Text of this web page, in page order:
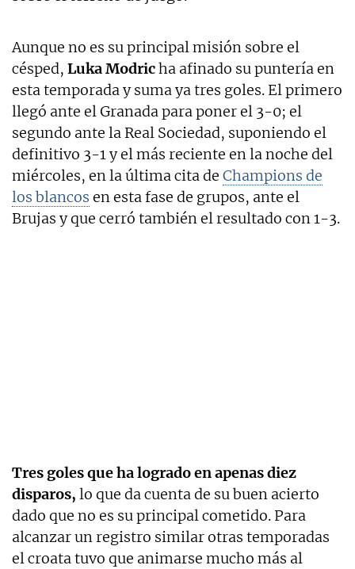
Aunque no es su principal misión sobre el
césped, Luka Modricha afinado su puntería en
esta temporada y suma ya tres goles. El primero
llegó ante el Granada para poner el 3-0; el
segundo ante la Real Sociedad, suponiendo el
definitivo 3-1 y el más reciente en la noche del
miércoles, en la última cita de Champions de
los blancos en esta fase de grupos, ante el
Brujas y que cerró también el resultado con 1-3.
Tres goles que ha logrado en apenas diez
disparos, lo que da cuenta de su buen acierto
dado que no es su principal cometido. Para
alcanzar un registro similar otras temporadas
el croata tuvo que animarse mucho más al